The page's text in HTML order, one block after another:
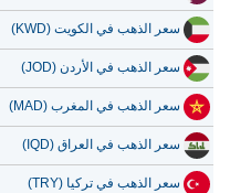
سعر الذهب في الكويت (KWD)
سعر الذهب في الأردن (JOD)
سعر الذهب في المغرب (MAD)
سعر الذهب في العراق (IQD)
سعر الذهب في تركيا (TRY)